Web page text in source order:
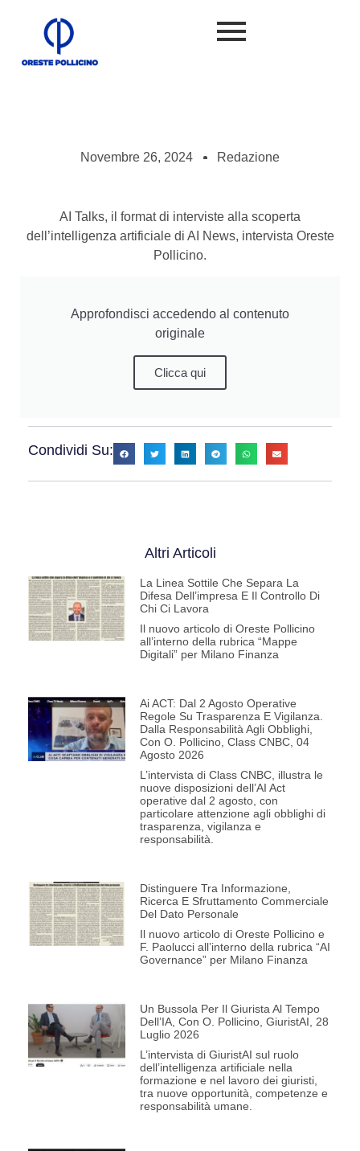
Novembre 26, 2024 Redazione
AI Talks, il format di interviste alla scoperta
dell’intelligenza artificiale di AI News, intervista Oreste
Pollicino.
Approfondisci accedendo al contenuto
originale
Clicca qui
Condividi Su:
Altri Articoli
La Linea Sottile Che Separa La
Difesa Dell’impresa E Il Controllo Di
Chi Ci Lavora
Il nuovo articolo di Oreste Pollicino
all’interno della rubrica “Mappe
Digitali” per Milano Finanza
Ai ACT: Dal 2 Agosto Operative
Regole Su Trasparenza E Vigilanza.
Dalla Responsabilità Agli Obblighi,
Con O. Pollicino, Class CNBC, 04
Agosto 2026
L’intervista di Class CNBC, illustra le
nuove disposizioni dell’AI Act
operative dal 2 agosto, con
particolare attenzione agli obblighi di
trasparenza, vigilanza e
responsabilità.
Distinguere Tra Informazione,
Ricerca E Sfruttamento Commerciale
Del Dato Personale
Il nuovo articolo di Oreste Pollicino e
F. Paolucci all’interno della rubrica “AI
Governance” per Milano Finanza
Un Bussola Per Il Giurista Al Tempo
Dell’IA, Con O. Pollicino, GiuristAI, 28
Luglio 2026
L’intervista di GiuristAI sul ruolo
dell’intelligenza artificiale nella
formazione e nel lavoro dei giuristi,
tra nuove opportunità, competenze e
responsabilità umane.